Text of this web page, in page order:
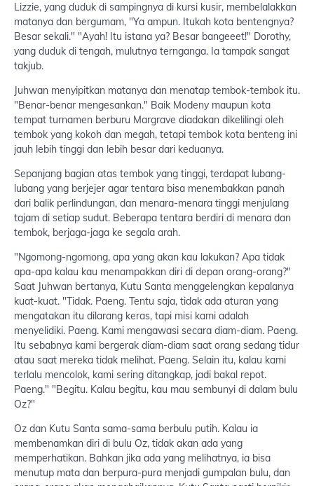
Lizzie, yang duduk di sampingnya di kursi kusir, membelalakkan
matanya dan bergumam, "Ya ampun. Itukah kota bentengnya?
Besar sekali." "Ayah! Itu istana ya? Besar bangeeet!" Dorothy,
yang duduk di tengah, mulutnya ternganga. Ia tampak sangat
takjub.
Juhwan menyipitkan matanya dan menatap tembok-tembok itu.
"Benar-benar mengesankan." Baik Modeny maupun kota
tempat turnamen berburu Margrave diadakan dikelilingi oleh
tembok yang kokoh dan megah, tetapi tembok kota benteng ini
jauh lebih tinggi dan lebih besar dari keduanya.
Sepanjang bagian atas tembok yang tinggi, terdapat lubang-
lubang yang berjejer agar tentara bisa menembakkan panah
dari balik perlindungan, dan menara-menara tinggi menjulang
tajam di setiap sudut. Beberapa tentara berdiri di menara dan
tembok, berjaga-jaga ke segala arah.
"Ngomong-ngomong, apa yang akan kau lakukan? Apa tidak
apa-apa kalau kau menampakkan diri di depan orang-orang?"
Saat Juhwan bertanya, Kutu Santa menggelengkan kepalanya
kuat-kuat. "Tidak. Paeng. Tentu saja, tidak ada aturan yang
mengatakan itu dilarang keras, tapi misi kami adalah
menyelidiki. Paeng. Kami mengawasi secara diam-diam. Paeng.
Itu sebabnya kami bergerak diam-diam saat orang sedang tidur
atau saat mereka tidak melihat. Paeng. Selain itu, kalau kami
terlalu mencolok, kami sering ditangkap, jadi bakal repot.
Paeng." "Begitu. Kalau begitu, kau mau sembunyi di dalam bulu
Oz?"
Oz dan Kutu Santa sama-sama berbulu putih. Kalau ia
membenamkan diri di bulu Oz, tidak akan ada yang
memperhatikan. Bahkan jika ada yang melihatnya, ia bisa
menutup mata dan berpura-pura menjadi gumpalan bulu, dan